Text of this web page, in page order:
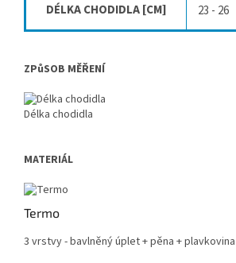
DÉLKA CHODIDLA [CM] 23 - 26
ZPůSOB MĚŘENÍ
Délka chodidla
MATERIÁL
Termo
3 vrstvy - bavlněný úplet + pěna + plavkovina